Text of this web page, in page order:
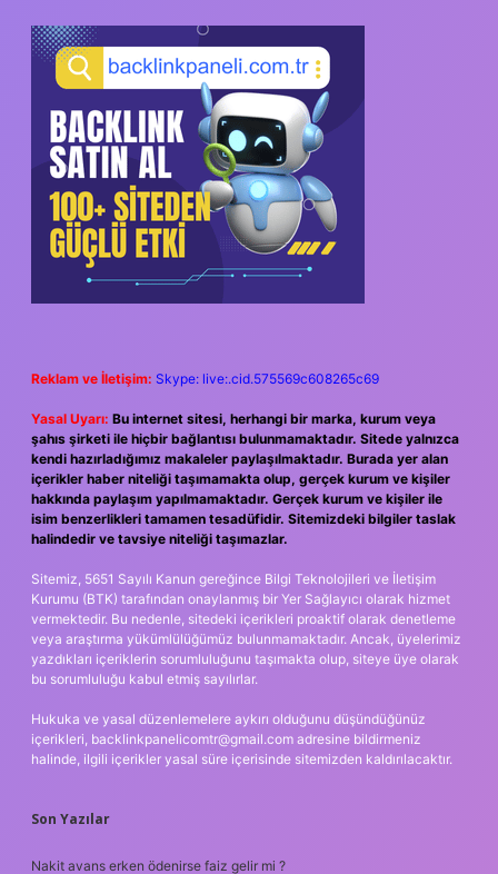
SIDEBAR
Reklam ve İletişim: Skype: live:.cid.575569c608265c69
Yasal Uyarı: Bu internet sitesi, herhangi bir marka, kurum veya
şahıs şirketi ile hiçbir bağlantısı bulunmamaktadır. Sitede yalnızca
kendi hazırladığımız makaleler paylaşılmaktadır. Burada yer alan
içerikler haber niteliği taşımamakta olup, gerçek kurum ve kişiler
hakkında paylaşım yapılmamaktadır. Gerçek kurum ve kişiler ile
isim benzerlikleri tamamen tesadüfidir. Sitemizdeki bilgiler taslak
halindedir ve tavsiye niteliği taşımazlar.
Sitemiz, 5651 Sayılı Kanun gereğince Bilgi Teknolojileri ve İletişim
Kurumu (BTK) tarafından onaylanmış bir Yer Sağlayıcı olarak hizmet
vermektedir. Bu nedenle, sitedeki içerikleri proaktif olarak denetleme
veya araştırma yükümlülüğümüz bulunmamaktadır. Ancak, üyelerimiz
yazdıkları içeriklerin sorumluluğunu taşımakta olup, siteye üye olarak
bu sorumluluğu kabul etmiş sayılırlar.
Hukuka ve yasal düzenlemelere aykırı olduğunu düşündüğünüz
içerikleri, backlinkpanelicomtr@gmail.com adresine bildirmeniz
halinde, ilgili içerikler yasal süre içerisinde sitemizden kaldırılacaktır.
Son Yazılar
Nakit avans erken ödenirse faiz gelir mi ?